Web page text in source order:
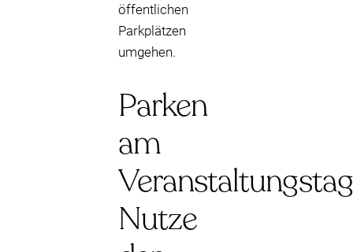
öffentlichen
Parkplätzen
umgehen.
Parken
am
Nutze